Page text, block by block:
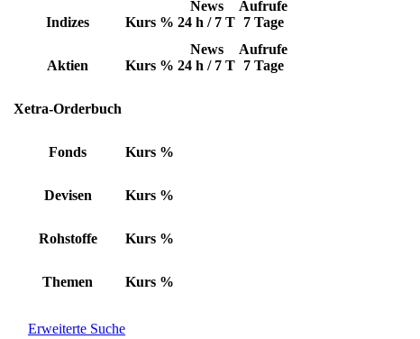
Indizes Kurs %
News
24 h / 7 T
Aufrufe
7 Tage
Aktien Kurs %
News
24 h / 7 T
Aufrufe
7 Tage
Xetra-Orderbuch
Fonds Kurs %
Devisen Kurs %
Rohstoffe Kurs %
Themen Kurs %
Erweiterte Suche